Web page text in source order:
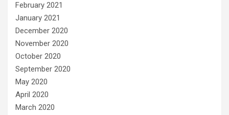
February 2021
January 2021
December 2020
November 2020
October 2020
September 2020
May 2020
April 2020
March 2020